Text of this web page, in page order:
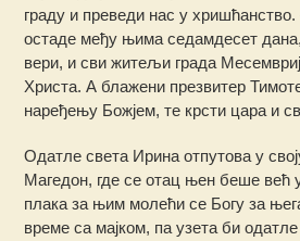
граду и преведи нас у
остаде међу њима седамдесет дана,
вери, и сви житељи града
Христа. А блажени презвитер
наређењу Божјем, те крсти цара и
Одатле света Ирина отпутова у
Магедон, где се отац њен беше већ
плака за њим молећи се Богу за
време са мајком, па узета би